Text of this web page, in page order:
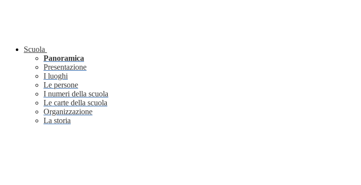
Scuola
Panoramica
Presentazione
I luoghi
Le persone
I numeri della scuola
Le carte della scuola
Organizzazione
La storia